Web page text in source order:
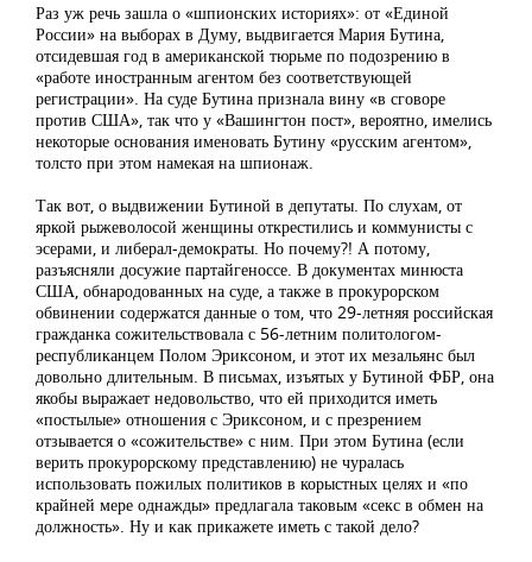
Раз уж речь зашла о «шпионских историях»: от «Единой
России» на выборах в Думу, выдвигается Мария Бутина,
отсидевшая год в американской тюрьме по подозрению в
«работе иностранным агентом без соответствующей
регистрации». На суде Бутина признала вину «в сговоре
против США», так что у «Вашингтон пост», вероятно, имелись
некоторые основания именовать Бутину «русским агентом»,
толсто при этом намекая на шпионаж.
Так вот, о выдвижении Бутиной в депутаты. По слухам, от
яркой рыжеволосой женщины открестились и коммунисты с
эсерами, и либерал-демократы. Но почему?! А потому,
разъясняли досужие партайгеноссе. В документах минюста
США, обнародованных на суде, а также в прокурорском
обвинении содержатся данные о том, что 29-летняя российская
гражданка сожительствовала с 56-летним политологом-
республиканцем Полом Эриксоном, и этот их мезальянс был
довольно длительным. В письмах, изъятых у Бутиной ФБР, она
якобы выражает недовольство, что ей приходится иметь
«постылые» отношения с Эриксоном, и с презрением
отзывается о «сожительстве» с ним. При этом Бутина (если
верить прокурорскому представлению) не чуралась
использовать пожилых политиков в корыстных целях и «по
крайней мере однажды» предлагала таковым «секс в обмен на
должность». Ну и как прикажете иметь с такой дело?